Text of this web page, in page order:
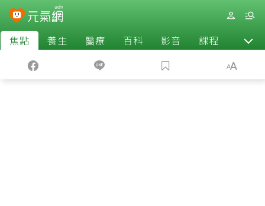
焦點 養生 醫療 百科 影音 課程 退休